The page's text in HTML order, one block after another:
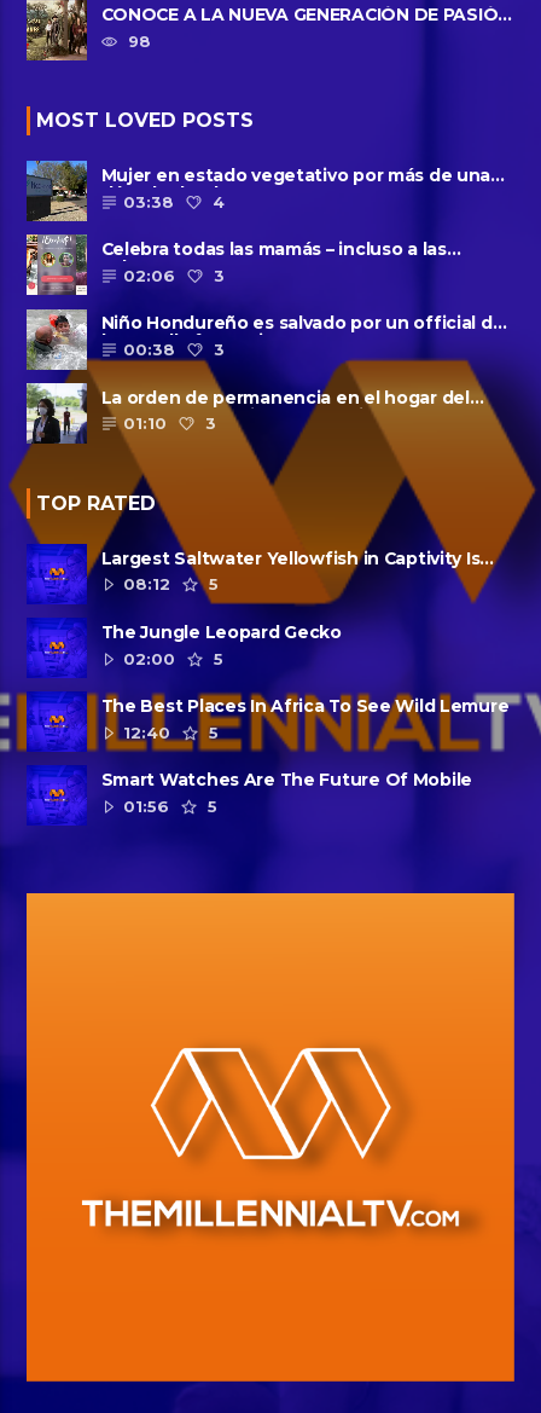
CONOCE A LA NUEVA GENERACIÓN DE PASIÓN
DE GAVILANES II
98
MOST LOVED POSTS
Mujer en estado vegetativo por más de una
década da a luz en un ......
03:38 4
Celebra todas las mamás – incluso a las
solteras – con ......
02:06 3
Niño Hondureño es salvado por un official de
la patrulla fronteriza
00:38 3
La orden de permanencia en el hogar del
condado de Harris se extendió......
01:10 3
TOP RATED
Largest Saltwater Yellowfish in Captivity Is
Dead08:12 5
The Jungle Leopard Gecko
02:00
5
The Best Places In Africa To See Wild Lemure
12:40
5
Smart Watches Are The Future Of Mobile
01:56
5